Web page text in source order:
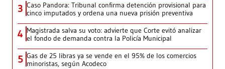
3 Caso Pandora: Tribunal confirma detención provisional para
cinco imputados y ordena una nueva prisión preventiva
4 Magistrada salva su voto: advierte que Corte evitó analizar
el fondo de demanda contra la Policía Municipal
5 Gas de 25 libras ya se vende en el 95% de los comercios
minoristas, según Acodeco